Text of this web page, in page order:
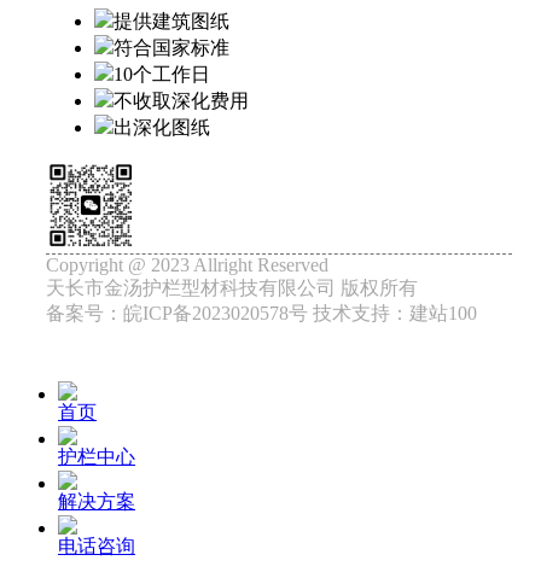
提供建筑图纸
符合国家标准
10个工作日
不收取深化费用
出深化图纸
Copyright @ 2023 Allright Reserved
天长市金汤护栏型材科技有限公司 版权所有
备案号：皖ICP备2023020578号 技术支持：建站100
首页
护栏中心
解决方案
电话咨询